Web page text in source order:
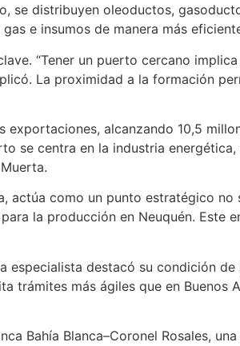
se distribuyen oleoductos,
e insumos de manera más
“Tener un puerto cercano
La proximidad a la formación
alcanzando 10,5
se centra en la industria
actúa como un punto estratégico
la producción en Neuquén. Este
especialista destacó su condición
trámites más ágiles que en Buenos
Bahía Blanca–Coronel Rosales,